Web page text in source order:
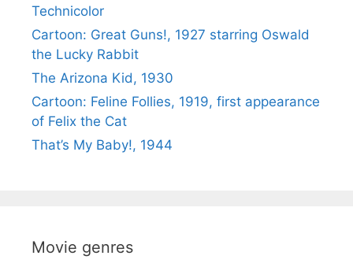
Technicolor
Cartoon: Great Guns!, 1927 starring Oswald
the Lucky Rabbit
The Arizona Kid, 1930
Cartoon: Feline Follies, 1919, first appearance
of Felix the Cat
That’s My Baby!, 1944
Movie genres